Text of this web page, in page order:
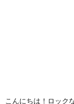
こんにちは！ロック